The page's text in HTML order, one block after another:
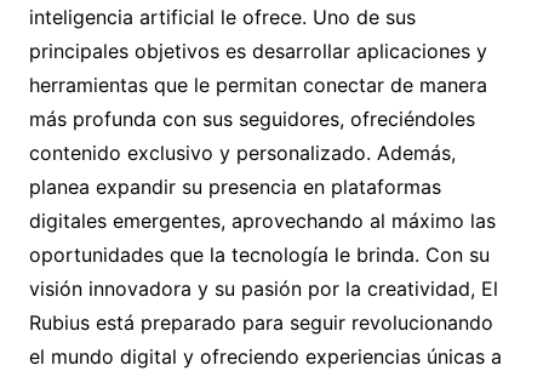
inteligencia artificial le ofrece. Uno de sus
principales objetivos es desarrollar aplicaciones y
herramientas que le permitan conectar de manera
más profunda con sus seguidores, ofreciéndoles
contenido exclusivo y personalizado. Además,
planea expandir su presencia en plataformas
digitales emergentes, aprovechando al máximo las
oportunidades que la tecnología le brinda. Con su
visión innovadora y su pasión por la creatividad, El
Rubius está preparado para seguir revolucionando
el mundo digital y ofreciendo experiencias únicas a